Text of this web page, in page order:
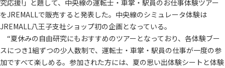
究応援!」と題して、中央線の運転士・車掌・駅員のお仕事体験ツアー
をJREMALLで販売すると発表した。中央線のシミュレータ体験は
JREMALL八王子支社ショップ初の企画となっている。
“夏休みの自由研究にもおすすめのツアーとなっており、各体験ブー
スにつき1組ずつの少人数制で、運転士・車掌・駅員の仕事が一度の参
加ですべて楽しめる。参加された方には、夏の思い出体験シートと体験